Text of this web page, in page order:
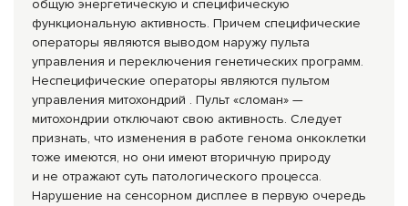
общую энергетическую и специфическую
функциональную активность. Причем специфические
операторы являются выводом наружу пульта
управления и переключения генетических программ.
Неспецифические операторы являются пультом
управления митохондрий . Пульт «сломан» —
митохондрии отключают свою активность. Следует
признать, что изменения в работе генома онкоклетки
тоже имеются, но они имеют вторичную природу
и не отражают суть патологического процесса.
Нарушение на сенсорном дисплее в первую очередь